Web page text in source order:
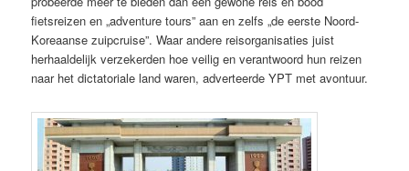
fietsreizen en „adventure tours” aan en zelfs „de eerste Noord-
Koreaanse zuipcruise”. Waar andere reisorganisaties juist
herhaaldelijk verzekerden hoe veilig en verantwoord hun reizen
naar het dictatoriale land waren, adverteerde YPT met avontuur.